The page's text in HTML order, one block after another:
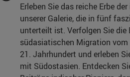
Erleben Sie das reiche Erbe
unserer Galerie, die in fünf
unterteilt ist. Verfolgen Sie die
südasiatischen Migration vom
21. Jahrhundert und erleben
mit Südostasien. Entdecken